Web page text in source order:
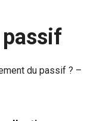
passif